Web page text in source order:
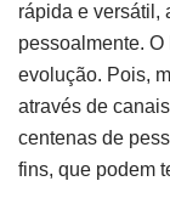
rápida e versátil,
pessoalmente.
evolução. Pois,
através de
centenas de
fins, que podem